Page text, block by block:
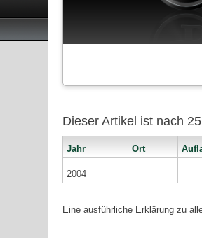
Dieser Artikel ist nach
Jahr Ort
2004
Eine ausführliche Erklärung zu